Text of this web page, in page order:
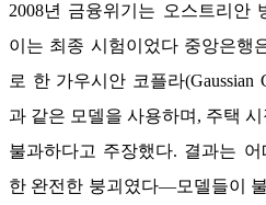
2008년 금융위기는 오스트리안
이는 최종 시험이었다 중앙은행
로 한 가우시안 코플라(Gaussian
과 같은 모델을 사용하며, 주택
불과하다고 주장했다. 결과는
한 완전한 붕괴였다―모델들이